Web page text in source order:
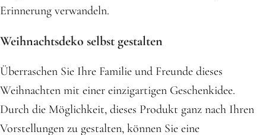
Erinnerung verwandeln.
Weihnachtsdeko selbst gestalten
Überraschen Sie Ihre Familie und Freunde dieses
Weihnachten mit einer einzigartigen Geschenkidee.
Durch die Möglichkeit, dieses Produkt ganz nach Ihren
Vorstellungen zu gestalten, können Sie eine